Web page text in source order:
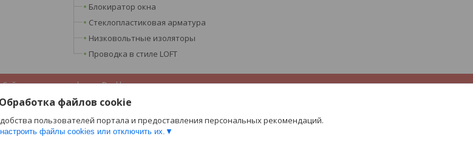
Блокиратор окна
Стеклопластиковая арматура
Низковольтные изоляторы
Проводка в стиле LOFT
Сайт создан на платформе Deal.by
Политика обработки файлов cookies
Обработка файлов cookie
пользователей портала и предоставления персональных рекомендаций.
файлы cookies или отключить их.
|Пожаловаться на контент
Select Language▼